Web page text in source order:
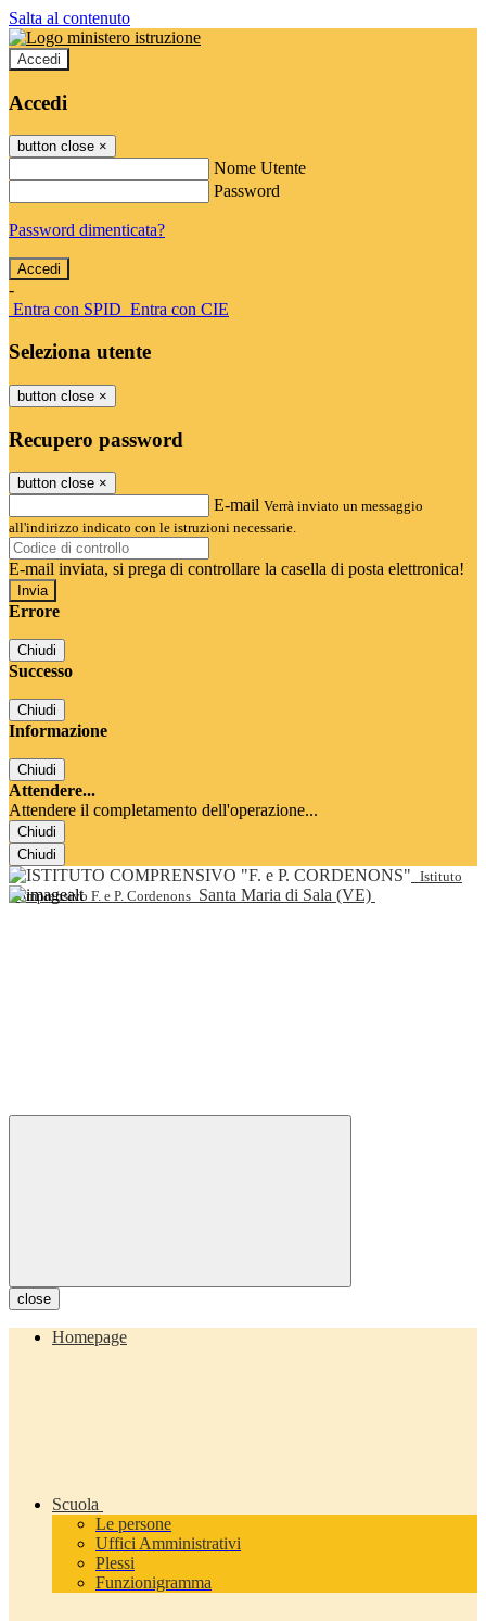
Salta al contenuto
Accedi
Accedi
button close ×
Nome Utente
Password
Password dimenticata?
-
Entra con SPID Entra con CIE
Seleziona utente
button close ×
Recupero password
button close ×
E-mail Verrà inviato un messaggio
all'indirizzo indicato con le istruzioni necessarie.
E-mail inviata, si prega di controllare la casella di posta elettronica!
Errore
Chiudi
Successo
Chiudi
Informazione
Chiudi
Attendere...
Attendere il completamento dell'operazione...
Chiudi
Chiudi
Istituto
Comprensivo F. e P. Cordenons Santa Maria di Sala (VE)
close
Homepage
Scuola
Le persone
Uffici Amministrativi
Plessi
Funzionigramma